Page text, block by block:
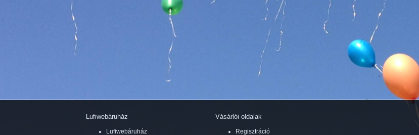
Lufiwebáruház
Lufiwebáruház
Vásárlói oldalak
Regisztráció